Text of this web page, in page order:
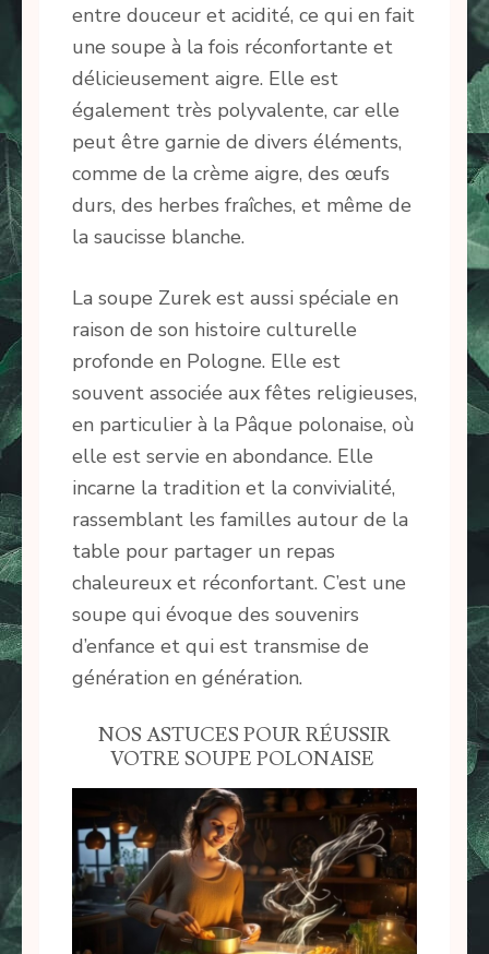
entre douceur et acidité, ce qui en fait
une soupe à la fois réconfortante et
délicieusement aigre. Elle est
également très polyvalente, car elle
peut être garnie de divers éléments,
comme de la crème aigre, des œufs
durs, des herbes fraîches, et même de
la saucisse blanche.
La soupe Zurek est aussi spéciale en
raison de son histoire culturelle
profonde en Pologne. Elle est
souvent associée aux fêtes religieuses,
en particulier à la Pâque polonaise, où
elle est servie en abondance. Elle
incarne la tradition et la convivialité,
rassemblant les familles autour de la
table pour partager un repas
chaleureux et réconfortant. C’est une
soupe qui évoque des souvenirs
d’enfance et qui est transmise de
génération en génération.
NOS ASTUCES POUR RÉUSSIR
VOTRE SOUPE POLONAISE